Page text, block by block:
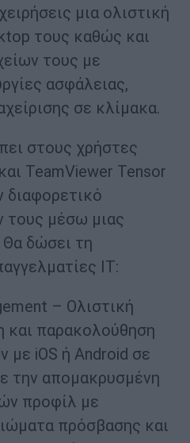
μια ολιστική
τους καθώς και
τους με
ασφάλειας,
σε κλίμακα.
στους χρήστες
TeamViewer Tensor
διαφορετικό
τους μέσω μιας
Θα δώσει τη
IT:
– Ολιστική
και παρακολούθηση
με iOS ή Android σε
την απομακρυσμένη
προφίλ με
πρόσβασης και